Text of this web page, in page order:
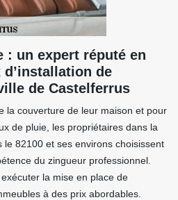
: un expert réputé en
de
de Castelferrus
la couverture de leur maison et pour
de pluie, les propriétaires dans la
le 82100 et ses environs choisissent
du zingueur professionnel.
la mise en place de
à des prix abordables.